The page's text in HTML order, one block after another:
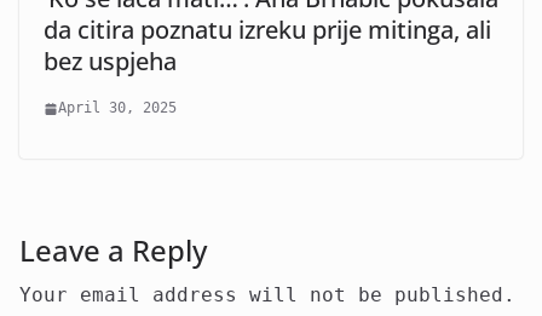
da citira poznatu izreku prije mitinga, ali
bez uspjeha
April 30, 2025
Leave a Reply
Your email address will not be published.